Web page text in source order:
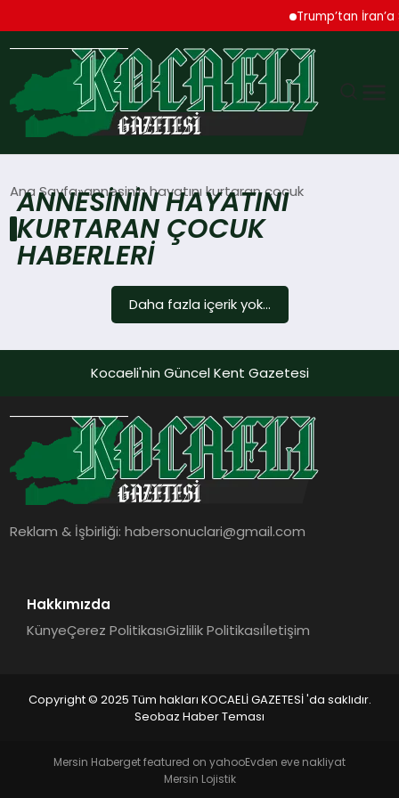
Trump’tan İran’a
TEKNOLOJI
EKONOMI
YAŞAM
DÜNYA
Ana Sayfa annesinin hayatını kurtaran çocuk
ANNESININ HAYATINI
KURTARAN ÇOCUK
HABERLERI
Daha fazla içerik yok...
Kocaeli'nin Güncel Kent Gazetesi
Reklam & İşbirliği:habersonuclari@gmail.com
Hakkımızda
KünyeÇerez PolitikasıGizlilik Politikasıİletişim
Copyright © 2025 Tüm hakları KOCAELİ GAZETESİ 'da saklıdır.
Seobaz Haber Teması
Mersin Haberget featured on yahooEvden eve nakliyat
Mersin Lojistik